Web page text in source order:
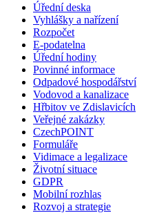
Úřední deska
Vyhlášky a nařízení
Rozpočet
E-podatelna
Úřední hodiny
Povinné informace
Odpadové hospodářství
Vodovod a kanalizace
Hřbitov ve Zdislavicích
Veřejné zakázky
CzechPOINT
Formuláře
Vidimace a legalizace
Životní situace
GDPR
Mobilní rozhlas
Rozvoj a strategie